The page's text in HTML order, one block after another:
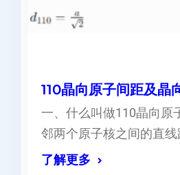
110晶向原子间距及晶
一、什么叫做110晶向原
邻两个原子核之间的直
了解更多